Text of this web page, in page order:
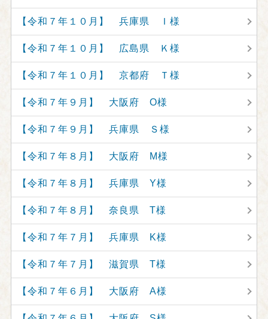
【令和７年１０月】 兵庫県 Ｉ様
【令和７年１０月】 広島県 Ｋ様
【令和７年１０月】 京都府 Ｔ様
【令和７年９月】 大阪府 O様
【令和７年９月】 兵庫県 Ｓ様
【令和７年８月】 大阪府 M様
【令和７年８月】 兵庫県 Y様
【令和７年８月】 奈良県 T様
【令和７年７月】 兵庫県 K様
【令和７年７月】 滋賀県 T様
【令和７年６月】 大阪府 A様